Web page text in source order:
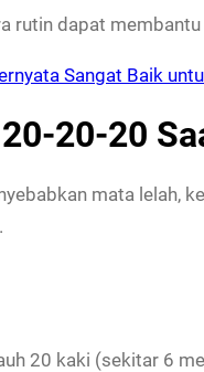
rutin dapat
Sangat Baik
20-20
mata lelah,
20 kaki (sekitar 6